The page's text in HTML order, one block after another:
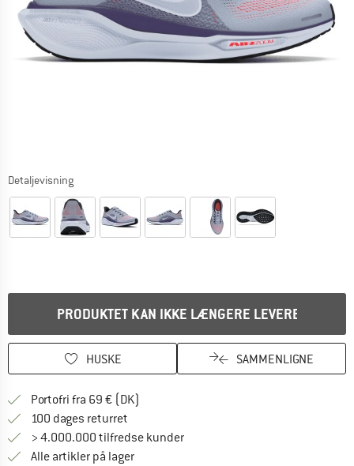
Detaljevisning
PRODUKTET KAN IKKE LÆNGERE LEVERES
HUSKE SAMMENLIGNE
Portofri fra 69 € (DK)
100 dages returret
> 4.000.000 tilfredse kunder
Alle artikler på lager